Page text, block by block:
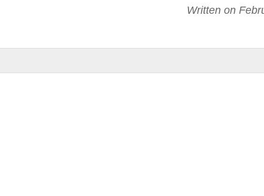
Written on